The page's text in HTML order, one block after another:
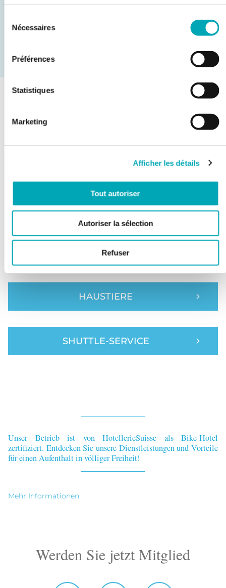
Nécessaires
Préférences
Statistiques
Marketing
Afficher les détails
Tout autoriser
Autoriser la sélection
Refuser
Internet
CHECK-IN / CHECK-OUT
FRÜHSTÜCK
PARKPLATZ
HAUSTIERE
SHUTTLE-SERVICE
Unser Betrieb ist von HotellerieSuisse als Bike-Hotel
zertifiziert. Entdecken Sie unsere Dienstleistungen und Vorteile
für einen Aufenthalt in völliger Freiheit!
Mehr Informationen
Werden Sie jetzt Mitglied